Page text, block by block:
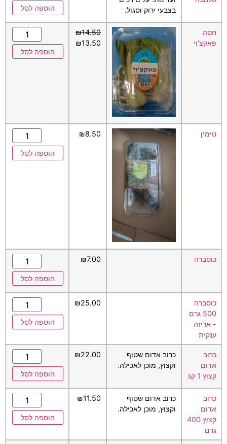
בצבעי ירוק וסגול.
הוספה לסל
חסה
פאקצ'וי
₪14.50
₪13.50
הוספה לסל
טימין ₪8.50
הוספה לסל
כוסברה ₪7.00
הוספה לסל
כוסברה
500 גרם
- אריזה
ענקית
₪25.00
הוספה לסל
כרוב
אדום
קצוץ 1 קג
כרוב אדום שטוף
וקצוץ, מוכן לאכילה.
₪22.00
הוספה לסל
כרוב
אדום
קצוץ 400
גרם
כרוב אדום שטוף
וקצוץ, מוכן לאכילה.
₪11.50
הוספה לסל